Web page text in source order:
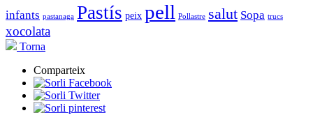
infants pastanaga Pastís peix pell Pollastre salut Sopa trucs
xocolata
Torna
Comparteix